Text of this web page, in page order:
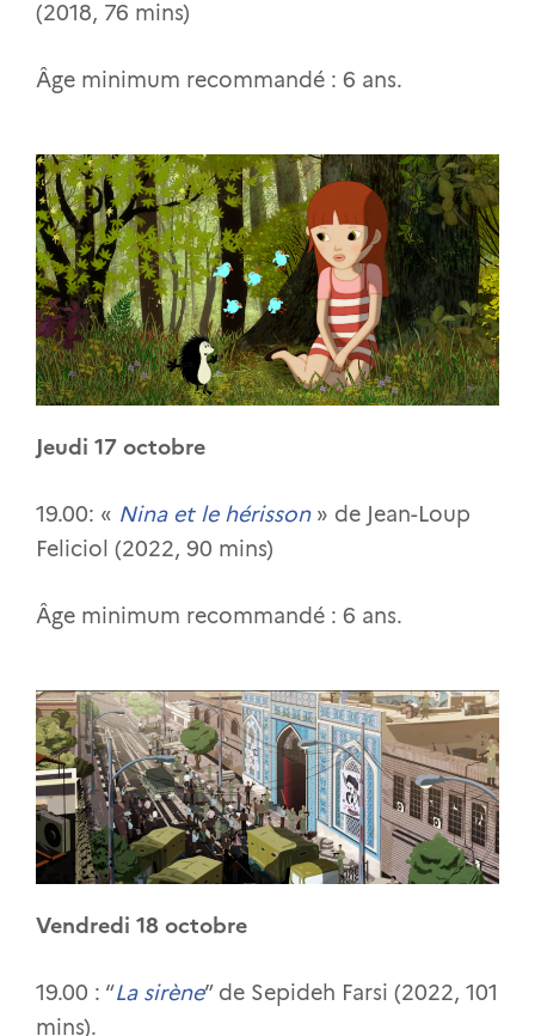
(2018, 76 mins)
Âge minimum recommandé : 6 ans.
Jeudi 17 octobre
19.00: « Nina et le hérisson» de Jean-Loup
Feliciol (2022, 90 mins)
Âge minimum recommandé : 6 ans.
Vendredi 18 octobre
19.00 : “La sirène” de Sepideh Farsi (2022, 101
mins).